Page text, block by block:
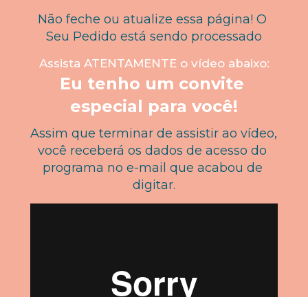
Não feche ou atualize essa página! O
Seu Pedido está sendo processado
Eu tenho um convite
especial para você!
Assim que terminar de assistir ao vídeo,
você receberá os dados de acesso do
programa no e-mail que acabou de
digitar.
Assista ATENTAMENTE o vídeo abaixo: